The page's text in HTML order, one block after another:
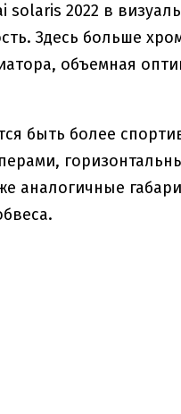
solaris 2022 в
Здесь больше
объемная
быть более
аналогичные